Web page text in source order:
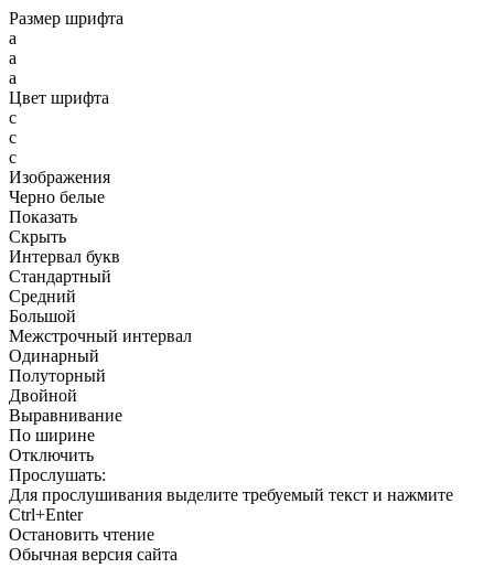
Размер шрифта
a
a
a
Цвет шрифта
c
c
c
Изображения
Черно белые
Показать
Скрыть
Интервал букв
Стандартный
Средний
Большой
Межстрочный интервал
Одинарный
Полуторный
Двойной
Выравнивание
По ширине
Отключить
Прослушать:
Для прослушивания выделите требуемый текст и нажмите
Ctrl+Enter
Остановить чтение
Обычная версия сайта